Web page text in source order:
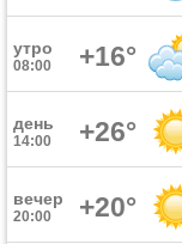
утро
08:00 +16°
день
14:00 +26°
вечер
20:00 +20°